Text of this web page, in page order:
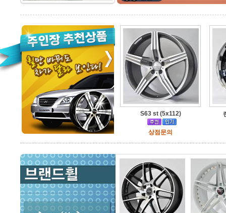
S63 st (5x112)
상점문의